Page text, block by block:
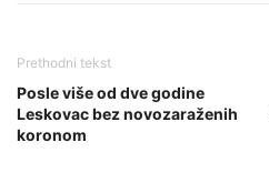
Prethodni tekst
Posle više od dve godine
Leskovac bez novozaraženih
koronom